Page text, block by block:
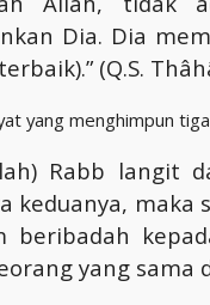
Dia. Dia
(Q.S.
yang menghimpun
lah) Rabb langit
keduanya, maka
beribadah
yang sama